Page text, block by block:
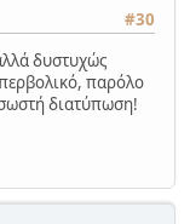
#30
δυστυχώς
παρόλο
σωστή διατύπωση!